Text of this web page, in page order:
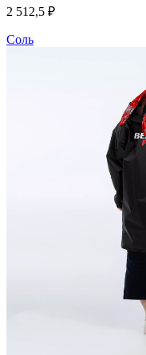
2 512,5 ₽
Соль